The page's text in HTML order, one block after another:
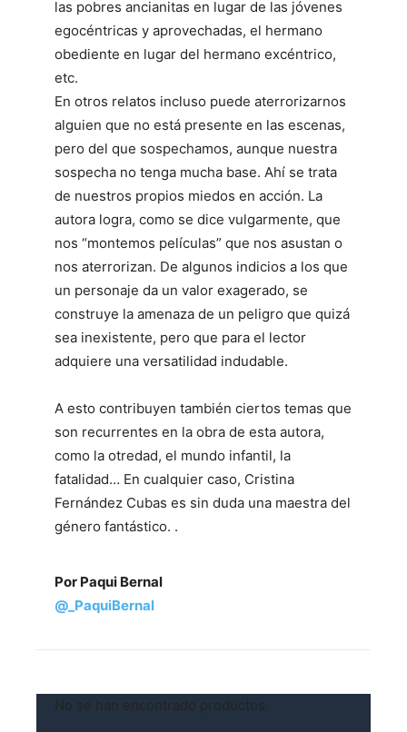
las pobres ancianitas en lugar de las jóvenes
egocéntricas y aprovechadas, el hermano
obediente en lugar del hermano excéntrico,
etc.
En otros relatos incluso puede aterrorizarnos
alguien que no está presente en las escenas,
pero del que sospechamos, aunque nuestra
sospecha no tenga mucha base. Ahí se trata
de nuestros propios miedos en acción. La
autora logra, como se dice vulgarmente, que
nos “montemos películas” que nos asustan o
nos aterrorizan. De algunos indicios a los que
un personaje da un valor exagerado, se
construye la amenaza de un peligro que quizá
sea inexistente, pero que para el lector
adquiere una versatilidad indudable.
A esto contribuyen también ciertos temas que
son recurrentes en la obra de esta autora,
como la otredad, el mundo infantil, la
fatalidad… En cualquier caso, Cristina
Fernández Cubas es sin duda una maestra del
género fantástico. .
Por Paqui Bernal
@_PaquiBernal
No se han encontrado productos.